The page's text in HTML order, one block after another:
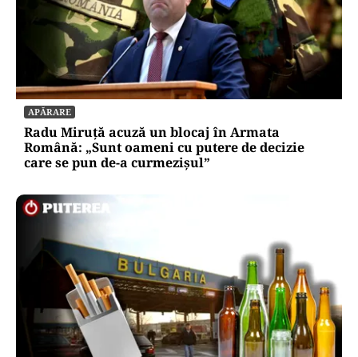
APĂRARE
Radu Miruță acuză un blocaj în Armata
Română: „Sunt oameni cu putere de decizie
care se pun de-a curmezișul”